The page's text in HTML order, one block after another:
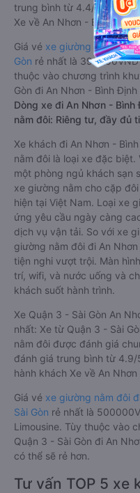
trung bình từ 4.4/5 dựa
Xe về An Nhơn - Bình Định
Giá vé xe giường nằm đi
Gòn rẻ nhất là
thuộc vào chương trình
Gòn đi An Nhơn - Bình
Dòng xe đi An Nhơn -
nằm đôi: Riêng tư, đầy đủ
Xe khách đi An Nhơn -
nằm đôi là loại xe đặc
một phòng ngủ khách sạn
xe giường nằm cho cặp
hiện tại Việt Nam. Loại xe
ứng yêu cầu ngày càng
dịch vụ vận tải. So với xe
giường nằm đôi đi An
tiện nghi vượt trội. Màn
trí, wifi, và nước uống và
khách suốt hành trình.
Xe Quận 3 - Sài Gòn An
nhất: Xe từ Quận 3 - Sài
nằm đôi được đánh giá
đánh giá trung bình từ
hành khách Xe về An
Giá vé xe giường nằm đôi
Sài Gòn rẻ nhất là
Limousine. Tùy thuộc vào
Quận 3 - Sài Gòn đi An
có thể sẽ rẻ hơn.
Tư vấn TOP 5 xe